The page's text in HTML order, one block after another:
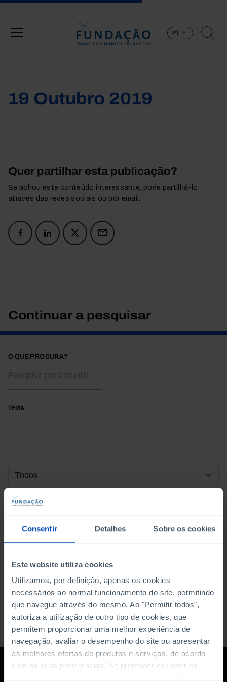
Consentir Detalhes Sobre os cookies
Este website utiliza cookies
Utilizamos, por definição, apenas os cookies
necessários ao normal funcionamento do site, permitindo
que navegue através do mesmo. Ao "Permitir todos",
autoriza a utilização de outro tipo de cookies, que
permitem proporcionar uma melhor experiência de
navegação, avaliar o desempenho do site ou apresentar
as melhores ofertas de produtos e serviços, de acordo
com as suas preferências. Se pretender escolher os
PT
19 Outubro 2019
Quer partilhar esta publicação?
Se achou este conteúdo interessante, pode partilhá-lo
através das redes sociais ou por email.
Continuar a pesquisar
O QUE PROCURA?
TEMA
DATA DE INÍCIO
DATA DE FIM